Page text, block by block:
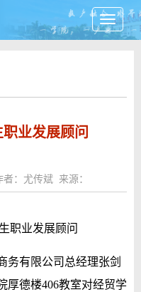
Toggle
业发展顾问
者：尤传斌 来源：
职业发展顾问
务有限公司总经理张剑
厚德楼406教室对经贸学